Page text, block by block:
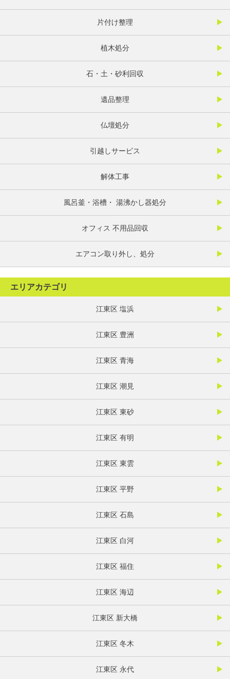
片付け整理
植木処分
石・土・砂利回収
遺品整理
仏壇処分
引越しサービス
解体工事
風呂釜・浴槽・ 湯沸かし器処分
オフィス 不用品回収
エアコン取り外し、処分
エリアカテゴリ
江東区 塩浜
江東区 豊洲
江東区 青海
江東区 潮見
江東区 東砂
江東区 有明
江東区 東雲
江東区 平野
江東区 石島
江東区 白河
江東区 福住
江東区 海辺
江東区 新大橋
江東区 冬木
江東区 永代